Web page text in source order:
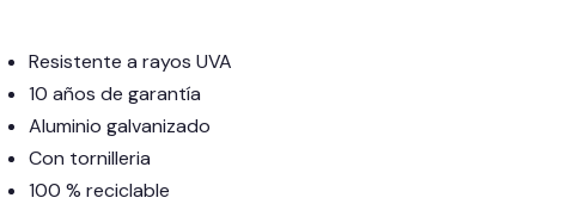
Resistente a rayos UVA
10 años de garantía
Aluminio galvanizado
Con tornilleria
100 % reciclable